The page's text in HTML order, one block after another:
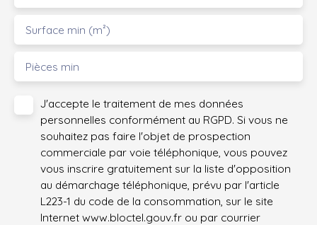
Surface min (m²)
Pièces min
J'accepte le traitement de mes données
personnelles conformément au RGPD. Si vous ne
souhaitez pas faire l'objet de prospection
commerciale par voie téléphonique, vous pouvez
vous inscrire gratuitement sur la liste d'opposition
au démarchage téléphonique, prévu par l'article
L223-1 du code de la consommation, sur le site
Internet www.bloctel.gouv.fr ou par courrier